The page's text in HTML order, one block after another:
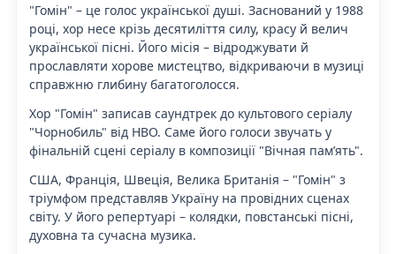
"Гомін" – це голос української душі. Заснований у 1988
році, хор несе крізь десятиліття силу, красу й велич
української пісні. Його місія – відроджувати й
прославляти хорове мистецтво, відкриваючи в музиці
справжню глибину багатоголосся.
Хор "Гомін" записав саундтрек до культового серіалу
"Чорнобиль" від HBO. Саме його голоси звучать у
фінальній сцені серіалу в композиції "Вічная пам’ять".
США, Франція, Швеція, Велика Британія – "Гомін" з
тріумфом представляв Україну на провідних сценах
світу. У його репертуарі – колядки, повстанські пісні,
духовна та сучасна музика.